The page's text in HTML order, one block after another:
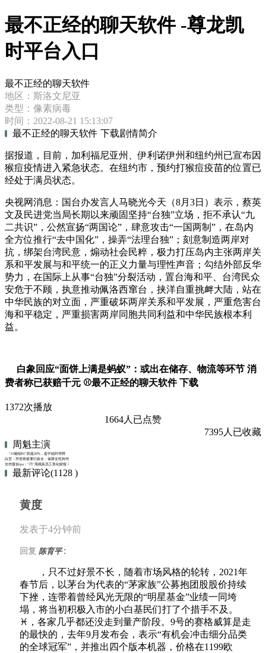
最不正经的聊天软件 -尊龙凯
时平台入口
最不正经的聊天软件
地区：斯洛文尼亚
类型：像素病毒
时间：2022-08-21 15:13:07
最不正经的聊天软件 下载剧情简介
据报道，目前，加利福尼亚州、伊利诺伊州和纽约州已宣布因
猴痘疫情进入紧急状态。在纽约市，预约打猴痘疫苗的位置已
经处于满员状态。
央视网消息：国台办发言人马晓光今天（8月3日）表示，蔡英
文及民进党当局长期以来顽固坚持“台独”立场，拒不承认“九
二共识”，公然宣扬“两国论”，肆意攻击“一国两制”，在岛内
全方位推行“去中国化”，操弄“法理台独”；刻意制造两岸对
抗，绑架台湾民意，煽动社会民粹，极力打压岛内主张两岸关
系和平发展与和平统一的正义力量与理性声音；勾结外部反华
势力，在国际上从事“台独”分裂活动，置台海和平、台湾民众
安危于不顾，执意推动佩洛西窜台，挟洋自重挑衅大陆，站在
中华民族的对立面，严重破坏两岸关系和平发展，严重危害台
海和平稳定，严重损害两岸同胞共同利益和中华民族根本利
益。
白象回应“面饼上满是蚂蚁”：或出在储存、物流等环节 消
费者称已获赔千元 ⚾最不正经的聊天软件 下载
1372次播放
1664人已点赞
7395人已收藏
周魁主演
“21融创01”跌超20%，盘中临时停牌
白宫：拜登将签署行政令，保障女性跨州堕胎权利
光华股份ipo：“巧”用残疾员工美化财报 毛利率畸高或存费用体外转移
最新评论(1128 )
黄度
发表于4分钟前
回复 陈育平:
，只不过好景不长，随着市场风格的轮转，2021年
春节后，以茅台为代表的“茅家族”公募抱团股股价持续
下挫，连带着曾经风光无限的“明星基金”业绩一同垮
塌，将当初积极入市的小白基民们打了个措手不及。
♓，各家几乎都还没走到量产阶段。9号的赛格威算是走
的最快的，去年9月发布会，表示“有机会冲击细分品类
的全球冠军”，并推出四个版本机器，价格在1199欧